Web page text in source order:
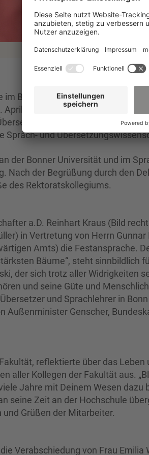
im Bürgersaal des Rathauses
2015, in den Ruhestand
bzw. Wirtschaft und
Sprach- und
der Bonner Universität und im
Nach der Begrüßung durch den
des Rektoratskollegiums.
a.D. Reinhart Kraus (Bild
in Vertretung von Herrn
Amts) die Festansprache.
Bäume“, steht sinnbildlich
der sich trotz aller Widrigkeiten
und seine Güte und
und Sprachlehrer in
Außenminister Genscher,
reflektierte über das
aller Kollegen der Fakultät aus.
Jahre mit Deinem Wesen dazu
seine Zeit an der Hochschule
Grüßen der Mitarbeiter.
Verabschiedung von Frau Emilia